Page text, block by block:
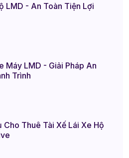
LMD - An Toàn Tiện Lợi
Máy LMD - Giải Pháp An
Trình
Cho Thuê Tài Xế Lái Xe Hộ